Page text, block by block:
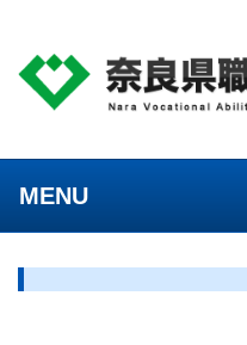
MENU